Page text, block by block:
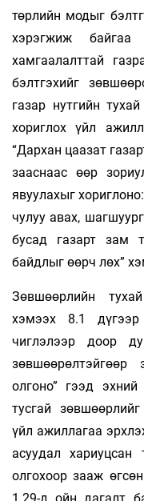
төрлийн модыг
хэрэгжиж
хамгаалалттай
бэлтгэхийг
газар нутгийн
хориглох үйл
“Дархан цаазат
зааснаас өөр
явуулахыг
чулуу авах,
бусад газарт зам
байдлыг өөрч­ лөх”
Зөвшөөрлийн
хэмээх 8.1
чиглэлээр доор
олгоно” гээд
тусгай
үйл ажиллагаа
асуудал хариуцсан
олгохоор зааж